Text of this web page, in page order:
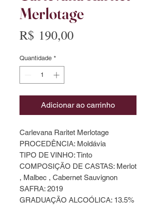
Merlotage
R$ 190,00Preço
Quantidade *
Adicionar ao carrinho
Carlevana Raritet Merlotage
PROCEDÊNCIA: Moldávia
TIPO DE VINHO: Tinto
COMPOSIÇÃO DE CASTAS: Merlot
, Malbec , Cabernet Sauvignon
SAFRA: 2019
GRADUAÇÃO ALCOÓLICA: 13.5%